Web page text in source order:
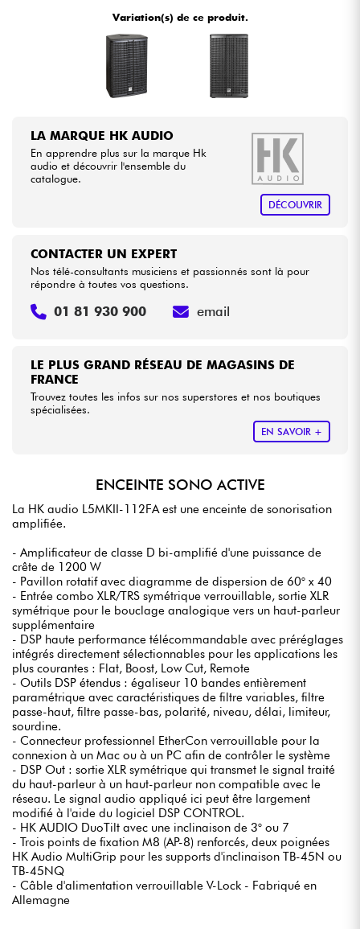
Variation(s) de ce produit.
LA MARQUE HK AUDIO
En apprendre plus sur la marque Hk
audio et découvrir l'ensemble du
catalogue.
DÉCOUVRIR
LE PLUS GRAND RÉSEAU DE MAGASINS DE
FRANCE
Trouvez toutes les infos sur nos superstores et nos boutiques
spécialisées.
EN SAVOIR +
CONTACTER UN EXPERT
Nos télé-consultants musiciens et passionnés sont là pour
répondre à toutes vos questions.
01 81 930 900 email
ENCEINTE SONO ACTIVE
La HK audio L5MKII-112FA est une enceinte de sonorisation
amplifiée.
- Amplificateur de classe D bi-amplifié d'une puissance de
crête de 1200 W
- Pavillon rotatif avec diagramme de dispersion de 60° x 40
- Entrée combo XLR/TRS symétrique verrouillable, sortie XLR
symétrique pour le bouclage analogique vers un haut-parleur
supplémentaire
- DSP haute performance télécommandable avec préréglages
intégrés directement sélectionnables pour les applications les
plus courantes : Flat, Boost, Low Cut, Remote
- Outils DSP étendus : égaliseur 10 bandes entièrement
paramétrique avec caractéristiques de filtre variables, filtre
passe-haut, filtre passe-bas, polarité, niveau, délai, limiteur,
sourdine.
- Connecteur professionnel EtherCon verrouillable pour la
connexion à un Mac ou à un PC afin de contrôler le système
- DSP Out : sortie XLR symétrique qui transmet le signal traité
du haut-parleur à un haut-parleur non compatible avec le
réseau. Le signal audio appliqué ici peut être largement
modifié à l'aide du logiciel DSP CONTROL.
- HK AUDIO DuoTilt avec une inclinaison de 3° ou 7
- Trois points de fixation M8 (AP-8) renforcés, deux poignées
HK Audio MultiGrip pour les supports d'inclinaison TB-45N ou
TB-45NQ
- Câble d'alimentation verrouillable V-Lock - Fabriqué en
Allemagne